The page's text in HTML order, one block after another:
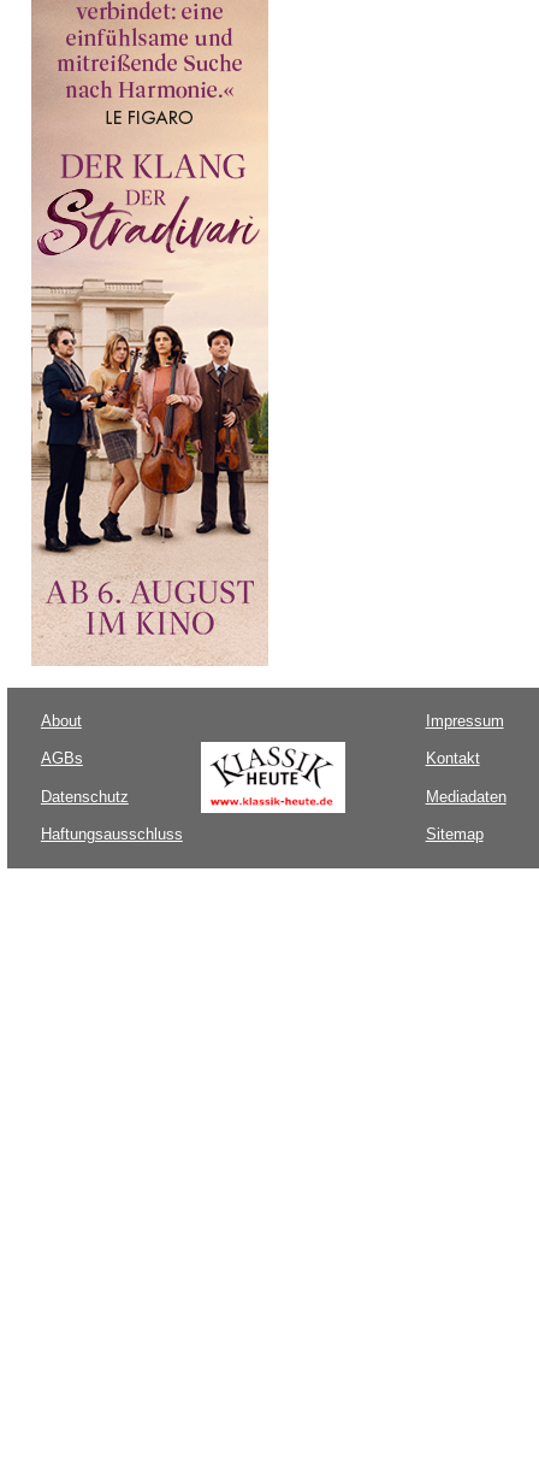
About
AGBs
Datenschutz
Haftungsausschluss
Impressum
Kontakt
Mediadaten
Sitemap